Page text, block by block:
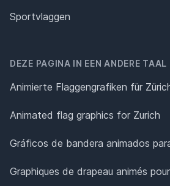
Sportvlaggen
DEZE PAGINA IN EEN ANDERE TAAL
Animierte Flaggengrafiken für
Animated flag graphics for Zurich
Gráficos de bandera animados
Graphiques de drapeau animés